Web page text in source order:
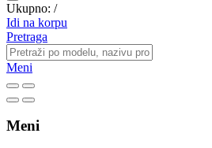
Ukupno: /
Idi na korpu
Pretraga
Meni
Meni